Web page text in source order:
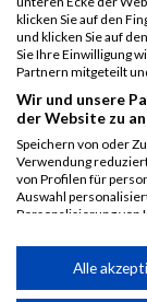
klicken Sie auf den
und klicken Sie auf
Sie Ihre Einwilligung
Partnern mitgeteilt
Wir und unsere
der Website zu
Speichern von oder
Verwendung
von Profilen für
Auswahl
Personalisierung von
Performance von
Kombinationen von
Alle